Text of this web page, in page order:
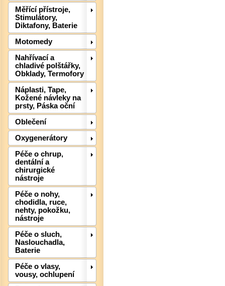
Měřící přístroje,
Stimulátory,
Diktafony, Baterie
Motomedy
Nahřívací a
chladivé polštářky,
Obklady, Termofory
Náplasti, Tape,
Kožené návleky na
prsty, Páska oční
Oblečení
Oxygenerátory
Péče o chrup,
dentální a
chirurgické
nástroje
Péče o nohy,
chodidla, ruce,
nehty, pokožku,
nástroje
Péče o sluch,
Naslouchadla,
Baterie
Péče o vlasy,
vousy, ochlupení